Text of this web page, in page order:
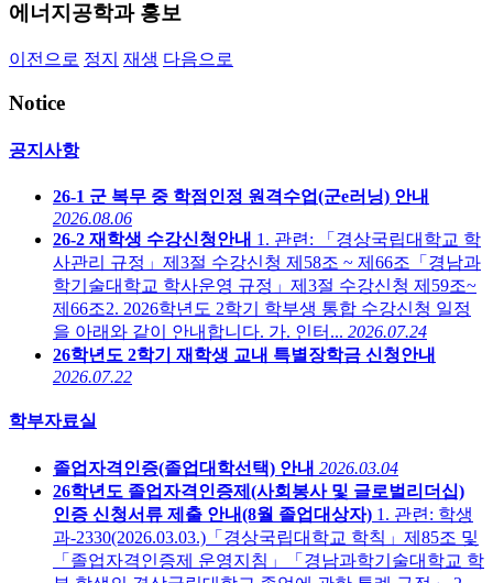
에너지공학과 홍보
이전으로 정지 재생 다음으로
Notice
공지사항
26-1 군 복무 중 학점인정 원격수업(군e러닝) 안내
2026.08.06
26-2 재학생 수강신청안내 1. 관련: 「경상국립대학교 학
사관리 규정」제3절 수강신청 제58조 ~ 제66조「경남과
학기술대학교 학사운영 규정」제3절 수강신청 제59조~
제66조2. 2026학년도 2학기 학부생 통합 수강신청 일정
을 아래와 같이 안내합니다. 가. 인터... 2026.07.24
26학년도 2학기 재학생 교내 특별장학금 신청안내
2026.07.22
학부자료실
졸업자격인증(졸업대학선택) 안내 2026.03.04
26학년도 졸업자격인증제(사회봉사 및 글로벌리더십)
인증 신청서류 제출 안내(8월 졸업대상자) 1. 관련: 학생
과-2330(2026.03.03.)「경상국립대학교 학칙」제85조 및
「졸업자격인증제 운영지침」「경남과학기술대학교 학